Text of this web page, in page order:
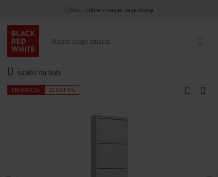
Kup i odbierz nawet za godzinę
szafki na buty
PROMOCJA 20 RAT 0%